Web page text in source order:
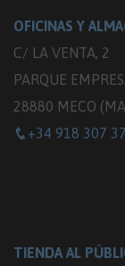
OFICINAS Y
C/ LA VENTA, 2
PARQUE
28880 MECO
+34 918 307
TIENDA AL